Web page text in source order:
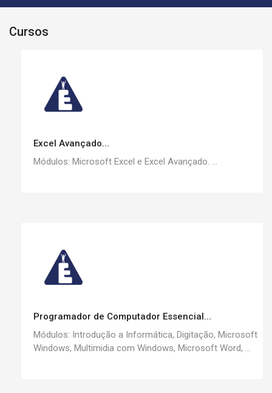
Cursos
Excel Avançado...
Módulos: Microsoft Excel e Excel Avançado. ...
Programador de Computador Essencial...
Módulos: Introdução a Informática, Digitação, Microsoft
Windows, Multimidia com Windows, Microsoft Word, ...